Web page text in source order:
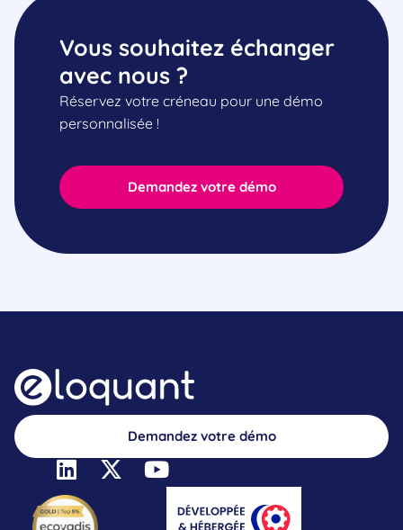
Demandez votre démo
Vous souhaitez échanger
avec nous ?
Réservez votre créneau pour une démo
personnalisée !
Demandez votre démo